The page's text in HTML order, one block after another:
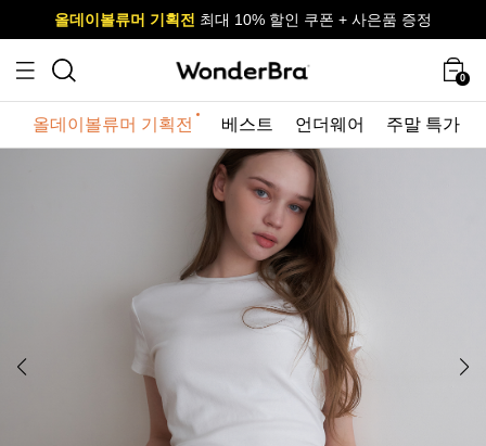
사이즈 무료 교환 서비스
올데이볼류머 기획전 최대 10% 할인 쿠폰 + 사은품 증정
사이즈 무료 교환 서비스
올데이볼류머 기획전
0
올데이볼류머 기획전 베스트 언더웨어 주말 특가